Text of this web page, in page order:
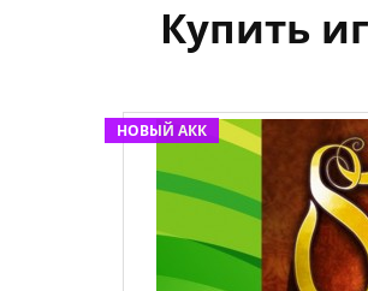
Купить
НОВЫЙ АКК